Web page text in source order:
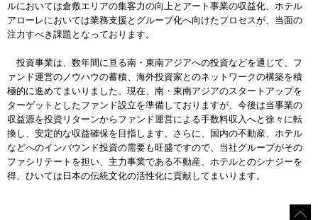
ルにおいては倉敷エリアの集客力の向上とアート事業の収益化、ホテル
アローレにおいては業務支援とグループ化へ向けたプロセスが、当面の
注力すべき課題となっております。
投資事業は、数年間に亘る南・東南アジアへの投資などを通じて、フ
ァンド運営のノウハウの蓄積、海外投資家とのネットワークの構築を積
極的に進めてまいりました。現在、南・東南アジアのスタートアップを
ターゲットとしたファンド設立を準備しておりますが、今後は当事業の
収益源を投資リターンからファンド運営による手数料収入へと徐々に転
換し、安定的な収益確保を目指します。さらに、国内の不動産、ホテル
などへのインバウンド投資の需要も旺盛ですので、当社グループがその
ファシリテートを担い、主力事業である不動産、ホテルとのシナジーを
得、ひいては日本の伝統文化の活性化に貢献してまいります。